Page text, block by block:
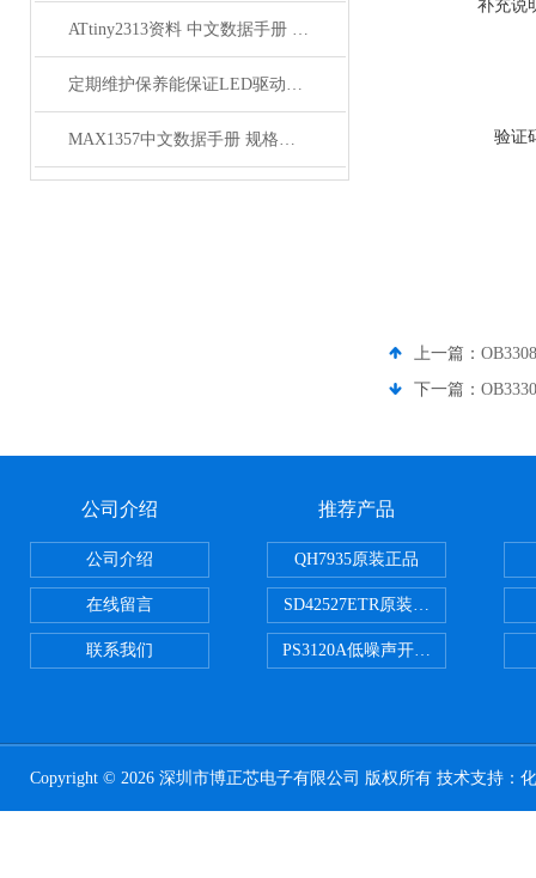
ATtiny2313资料 中文数据手册 规格书 PDF
定期维护保养能保证LED驱动芯片的使用寿命
MAX1357中文数据手册 规格书 PDF
补充说
验证
上一篇：
下一篇：
公司介绍
公司介绍
在线留言
联系我们
推荐产品
QH7935原装正品
SD42527ETR原装正品
PS3120A低噪声开关电容器原装正
Copyright © 2026 深圳市博正芯电子有限公司 版权所有 技术支持：